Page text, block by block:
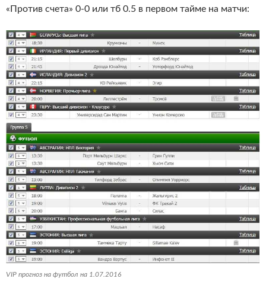
«Против счета» 0-0 или тб 0.5 в первом тайме на матчи:
VIP прогноз на футбол на 1.07.2016